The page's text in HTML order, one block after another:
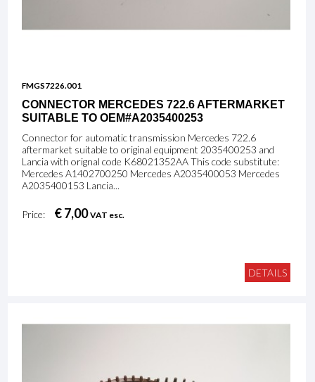
FMGS7226.001
CONNECTOR MERCEDES 722.6 AFTERMARKET
SUITABLE TO OEM#A2035400253
Connector for automatic transmission Mercedes 722.6
aftermarket suitable to original equipment 2035400253 and
Lancia with orignal code K68021352AA This code substitute:
Mercedes A1402700250 Mercedes A2035400053 Mercedes
A2035400153 Lancia...
Price: € 7,00VAT esc.
DETAILS